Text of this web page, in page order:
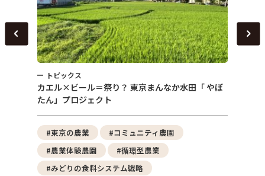
トピックス
カエル×ビール＝祭り？ 東京まんなか水田「 やぼ
たん」プロジェクト
#東京の農業
#コミュニティ農園
#農業体験農園
#循環型農業
#みどりの食料システム戦略